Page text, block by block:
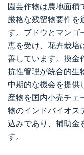
園芸作物は農地面積
厳格な残留物要件を
す。ブドウとマンゴ
恵を受け、花卉栽培
善しています。換金
抗性管理が統合的生
中期的な機会を提供
産物を国内小売チェ
物のインドバイオス
込みであり、補助金
す。